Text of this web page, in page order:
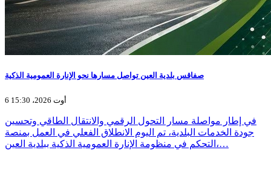
صفاقس بلدية العين تواصل مسارها نحو الإنارة العمومية الذكية
6 أوت 2026، 15:30
في إطار مواصلة مسار التحول الرقمي والانتقال الطاقي وتحسين
جودة الخدمات البلدية، تم اليوم الانطلاق الفعلي في العمل بمنصة
التحكم في منظومة الإنارة العمومية الذكية ببلدية العين،…